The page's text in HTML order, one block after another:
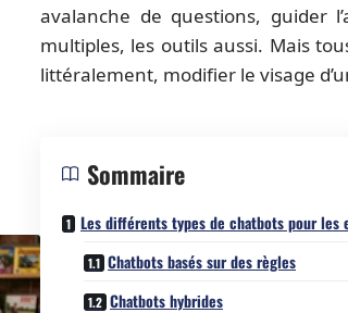
avalanche de questions, guider
multiples, les outils aussi. Mais
littéralement, modifier le visage
Sommaire
Les différents types de chatbots pour les
Chatbots basés sur des règles
Chatbots hybrides